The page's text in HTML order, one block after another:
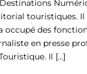
touristiques.
occupé des
en presse
Il [...]